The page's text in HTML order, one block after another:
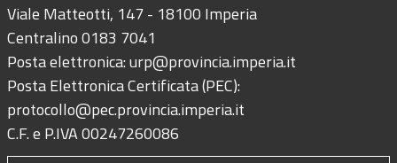
Viale Matteotti, 147 - 18100 Imperia
Centralino 0183 7041
Posta elettronica:urp@provincia.imperia.it
Posta Elettronica Certificata (PEC):
protocollo@pec.provincia.imperia.it
C.F. e P.IVA 00247260086